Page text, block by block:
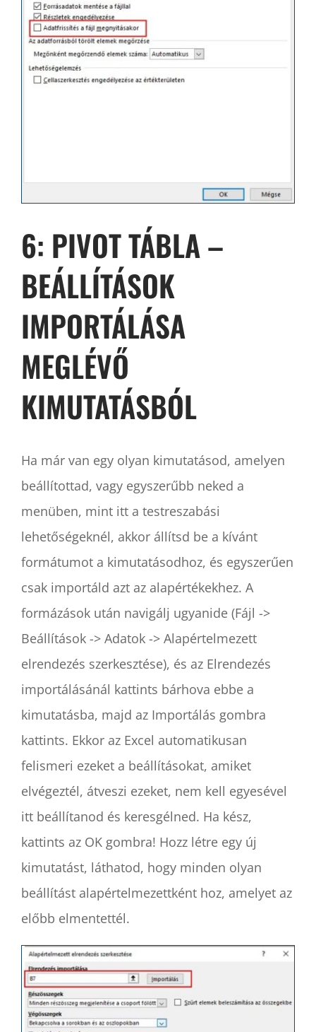
6: PIVOT TÁBLA –
BEÁLLÍTÁSOK
IMPORTÁLÁSA
MEGLÉVŐ
KIMUTATÁSBÓL
Ha már van egy olyan kimutatásod, amelyen
beállítottad, vagy egyszerűbb neked a
menüben, mint itt a testreszabási
lehetőségeknél, akkor állítsd be a kívánt
formátumot a kimutatásodhoz, és egyszerűen
csak importáld azt az alapértékekhez. A
formázások után navigálj ugyanide (Fájl ->
Beállítások -> Adatok -> Alapértelmezett
elrendezés szerkesztése), és az Elrendezés
importálásánál kattints bárhova ebbe a
kimutatásba, majd az Importálás gombra
kattints. Ekkor az Excel automatikusan
felismeri ezeket a beállításokat, amiket
elvégeztél, átveszi ezeket, nem kell egyesével
itt beállítanod és keresgélned. Ha kész,
kattints az OK gombra! Hozz létre egy új
kimutatást, láthatod, hogy minden olyan
beállítást alapértelmezettként hoz, amelyet az
előbb elmentettél.